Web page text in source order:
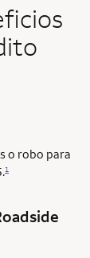
o robo para
1